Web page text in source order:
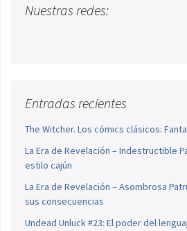
Nuestras redes:
Entradas recientes
The Witcher. Los cómics clásicos:
La Era de Revelación – Indestructible
estilo cajún
La Era de Revelación – Asombrosa
sus consecuencias
Undead Unluck #23: El poder del